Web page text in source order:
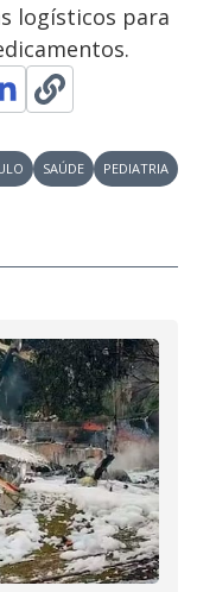
logísticos para
SAÚDE PEDIATRIA